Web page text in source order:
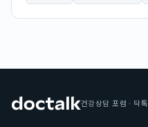
건강상담 포럼 · 닥톡